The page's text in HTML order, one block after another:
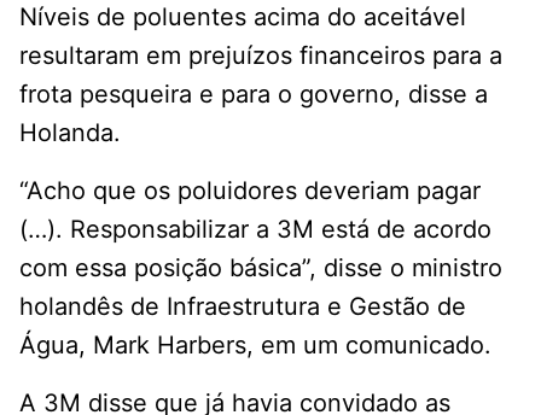
Níveis de poluentes acima do aceitável
resultaram em prejuízos financeiros para a
frota pesqueira e para o governo, disse a
Holanda.
“Acho que os poluidores deveriam pagar
(…). Responsabilizar a 3M está de acordo
com essa posição básica”, disse o ministro
holandês de Infraestrutura e Gestão de
Água, Mark Harbers, em um comunicado.
A 3M disse que já havia convidado as